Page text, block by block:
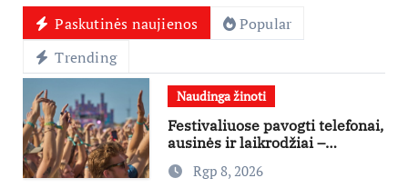
Paskutinės naujienos
Popular
Trending
Naudinga žinoti
Festivaliuose pavogti telefonai,
ausinės ir laikrodžiai –
ekspertai primena apie
didžiausias finansines rizikas
Rgp 8, 2026